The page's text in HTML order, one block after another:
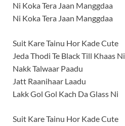
Ni Koka Tera Jaan Manggdaa
Ni Koka Tera Jaan Manggdaa
Suit Kare Tainu Hor Kade Cute
Jeda Thodi Te Black Till Khaas Ni
Nakk Talwaar Paadu
Jatt Raanihaar Laadu
Lakk Gol Gol Kach Da Glass Ni
Suit Kare Tainu Hor Kade Cute